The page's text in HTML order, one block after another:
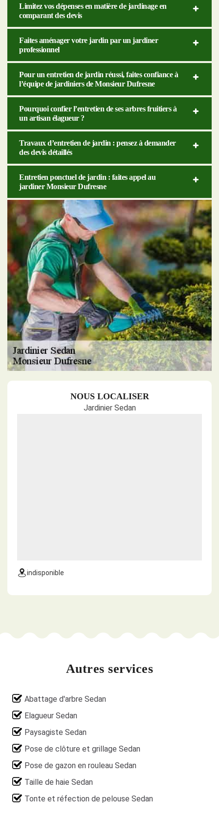
Limitez vos dépenses en matière de jardinage en
comparant des devis
Faites aménager votre jardin par un jardiner
professionnel
Pour un entretien de jardin réussi, faites confiance à
l’équipe de jardiniers de Monsieur Dufresne
Pourquoi confier l’entretien de ses arbres fruitiers à
un artisan élagueur ?
Travaux d’entretien de jardin : pensez à demander
des devis détaillés
Entretien ponctuel de jardin : faites appel au
jardiner Monsieur Dufresne
NOUS LOCALISER
Jardinier Sedan
indisponible
Autres services
Abattage d'arbre Sedan
Elagueur Sedan
Paysagiste Sedan
Pose de clôture et grillage Sedan
Pose de gazon en rouleau Sedan
Taille de haie Sedan
Tonte et réfection de pelouse Sedan